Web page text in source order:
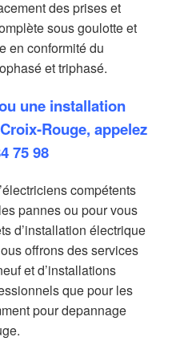
des prises et
sous goulotte et
en conformité du
et triphasé.
une installation
Rouge, appelez
75 98
compétents
pannes ou pour vous
d’installation électrique
offrons des services
et d’installations
que pour les
pour depannage